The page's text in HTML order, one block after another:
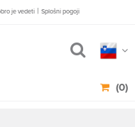
je vedeti | Splošni pogoji
(0)